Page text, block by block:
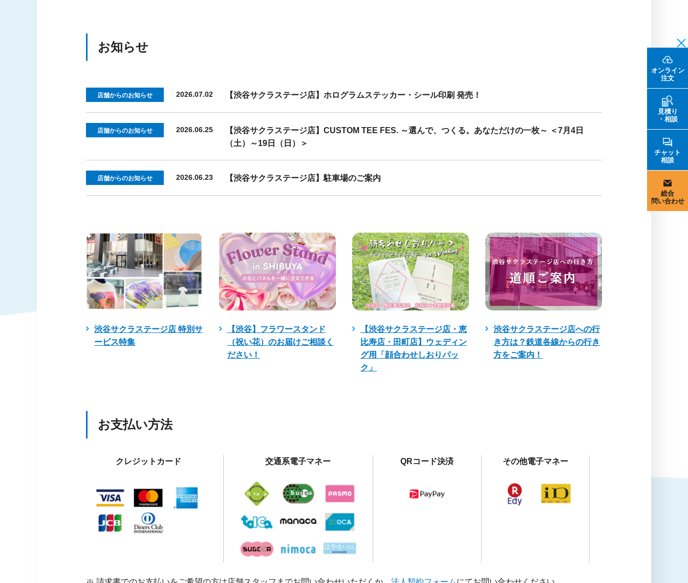
オンライン
注文
見積り
・相談
チャット
相談
総合
問い合わせ
お知らせ
店舗からのお知らせ 2026.07.02 【渋谷サクラステージ店】ホログラムステッカー・シール印刷 発売！
店舗からのお知らせ 2026.06.25
【渋谷サクラステージ店】CUSTOM TEE FES. ～選んで、つくる。あなただけの一枚～ ＜7月4日
（土）～19日（日）＞
店舗からのお知らせ 2026.06.23 【渋谷サクラステージ店】駐車場のご案内
渋谷サクラステージ店 特別サ
ービス特集
【渋谷】フラワースタンド
（祝い花）のお届けご相談く
ださい！
【渋谷サクラステージ店・恵
比寿店・田町店】ウェディン
グ用「顔合わせしおりパッ
ク」
渋谷サクラステージ店への行
き方は？鉄道各線からの行き
方をご案内！
お支払い方法
クレジットカード 交通系電子マネー QRコード決済 その他電子マネー